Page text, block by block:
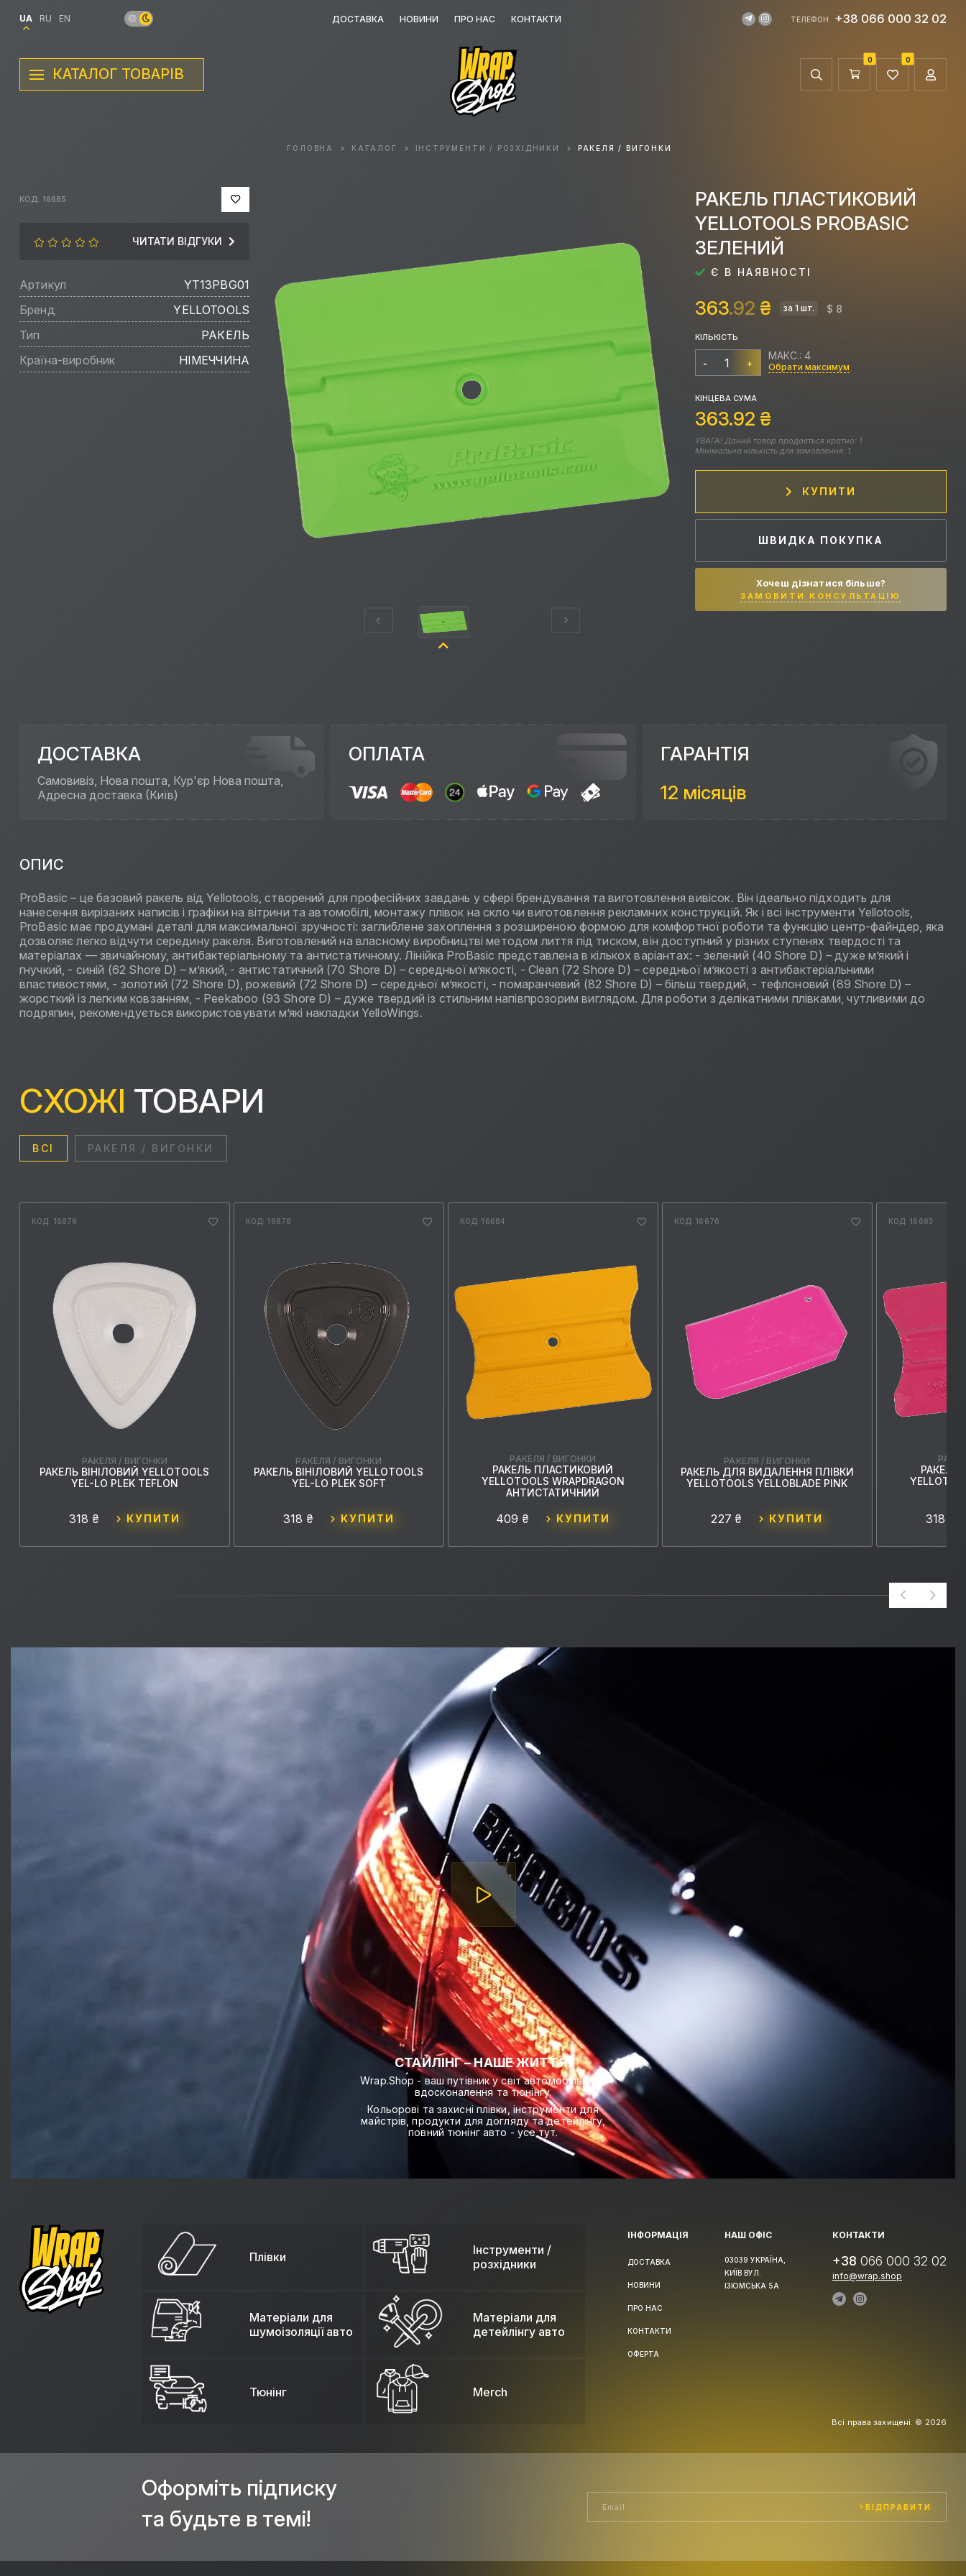
UA RU EN ДОСТАВКА НОВИНИ ПРО НАС КОНТАКТИ ТЕЛЕФОН +38 066 000 32 02
КАТАЛОГ ТОВАРІВ
0 0
ГОЛОВНА КАТАЛОГ ІНСТРУМЕНТИ / РОЗХІДНИКИ РАКЕЛЯ / ВИГОНКИ
КОД: 16685
ЧИТАТИ ВІДГУКИ
Артикул
YT13PBG01
Бренд
YELLOTOOLS
Тип
РАКЕЛЬ
Країна-виробник
НІМЕЧЧИНА
РАКЕЛЬ ПЛАСТИКОВИЙ
YELLOTOOLS PROBASIC
ЗЕЛЕНИЙ
Є В НАЯВНОСТІ
363.92 ₴ за 1 шт. $ 8
КІЛЬКІСТЬ
- +
МАКС.: 4
Обрати максимум
КІНЦЕВА СУМА
363.92 ₴
УВАГА! Даний товар продається кратно: 1
Мінімальна кількість для замовлення: 1
КУПИТИ
ШВИДКА ПОКУПКА
Хочеш дізнатися більше?
ЗАМОВИТИ КОНСУЛЬТАЦІЮ
ДОСТАВКА
Самовивіз, Нова пошта, Кур'єр Нова пошта,
Адресна доставка (Київ)
ОПЛАТА
ГАРАНТІЯ
12 місяців
ОПИС
ProBasic – це базовий ракель від Yellotools, створений для професійних завдань у сфері брендування та виготовлення вивісок. Він ідеально підходить для
нанесення вирізаних написів і графіки на вітрини та автомобілі, монтажу плівок на скло чи виготовлення рекламних конструкцій. Як і всі інструменти Yellotools,
ProBasic має продумані деталі для максимальної зручності: заглиблене захоплення з розширеною формою для комфортної роботи та функцію центр-файндер, яка
дозволяє легко відчути середину ракеля. Виготовлений на власному виробництві методом лиття під тиском, він доступний у різних ступенях твердості та
матеріалах — звичайному, антибактеріальному та антистатичному. Лінійка ProBasic представлена в кількох варіантах: - зелений (40 Shore D) – дуже м’який і
гнучкий, - синій (62 Shore D) – м’який, - антистатичний (70 Shore D) – середньої м’якості, - Clean (72 Shore D) – середньої м’якості з антибактеріальними
властивостями, - золотий (72 Shore D), рожевий (72 Shore D) – середньої м’якості, - помаранчевий (82 Shore D) – більш твердий, - тефлоновий (89 Shore D) –
жорсткий із легким ковзанням, - Peekaboo (93 Shore D) – дуже твердий із стильним напівпрозорим виглядом. Для роботи з делікатними плівками, чутливими до
подряпин, рекомендується використовувати м’які накладки YelloWings.
СХОЖІ ТОВАРИ
ВСІ РАКЕЛЯ / ВИГОНКИ
КОД: 16879
РАКЕЛЯ / ВИГОНКИ
РАКЕЛЬ ВІНІЛОВИЙ YELLOTOOLS
YEL-LO PLEK TEFLON
318 ₴ КУПИТИ
КОД: 16878
РАКЕЛЯ / ВИГОНКИ
РАКЕЛЬ ВІНІЛОВИЙ YELLOTOOLS
YEL-LO PLEK SOFT
318 ₴ КУПИТИ
КОД: 16684
РАКЕЛЯ / ВИГОНКИ
РАКЕЛЬ ПЛАСТИКОВИЙ
YELLOTOOLS WRAPDRAGON
АНТИСТАТИЧНИЙ
409 ₴ КУПИТИ
КОД: 16676
РАКЕЛЯ / ВИГОНКИ
РАКЕЛЬ ДЛЯ ВИДАЛЕННЯ ПЛІВКИ
YELLOTOOLS YELLOBLADE PINK
227 ₴ КУПИТИ
КОД: 16683
РАКЕЛЬ
318 ₴
СТАЙЛІНГ – НАШЕ ЖИТТЯ!
Wrap.Shop - ваш путівник у світ автомобільного
вдосконалення та тюнінгу.
Кольорові та захисні плівки, інструменти для
майстрів, продукти для догляду та детейлінгу,
повний тюнінг авто - усе тут.
Плівки
Інструменти /
розхідники
Матеріали для
шумоізоляції авто
Матеріали для
детейлінгу авто
Тюнінг Merch
ІНФОРМАЦІЯ
ДОСТАВКА
НОВИНИ
ПРО НАС
КОНТАКТИ
ОФЕРТА
НАШ ОФІС
03039 УКРАЇНА,
КИЇВ ВУЛ.
ІЗЮМСЬКА 5А
КОНТАКТИ
+38 066 000 32 02
info@wrap.shop
Всі права захищені. © 2026
Оформіть підписку
та будьте в темі!
ВІДПРАВИТИ